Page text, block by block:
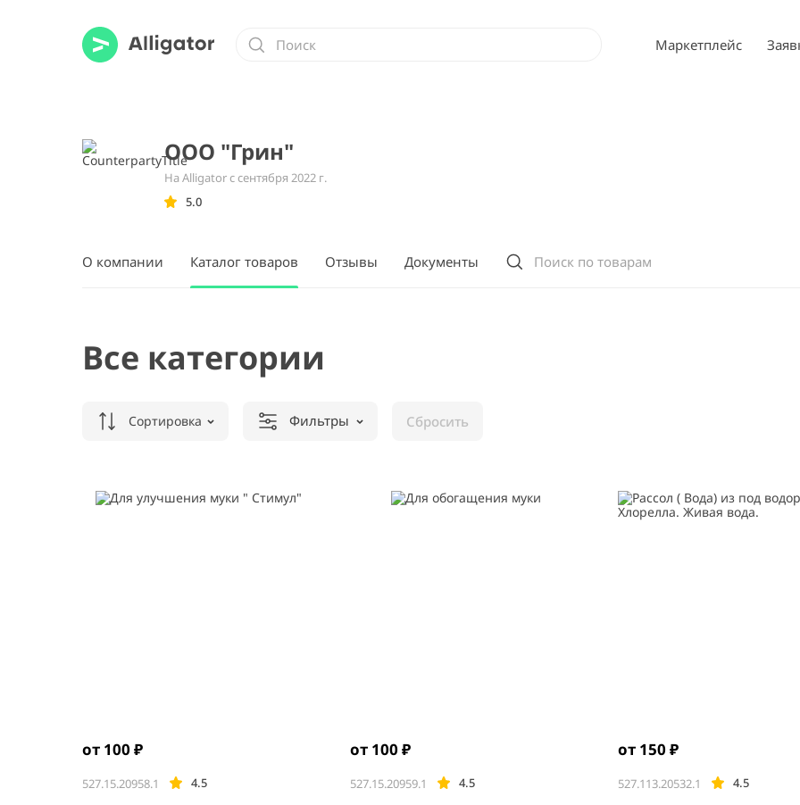
Маркетплейс
ООО "Грин"
На Alligator с сентября 2022 г.
5.0
О компании Каталог товаров Отзывы Документы
Все категории
Сортировка Фильтры Сбросить
от 100 ₽
527.15.20958.1 4.5
от 100 ₽
527.15.20959.1 4.5
от 150 ₽
527.113.20532.1 4.5